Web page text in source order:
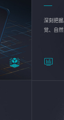
深刻把
觉、自
续优化